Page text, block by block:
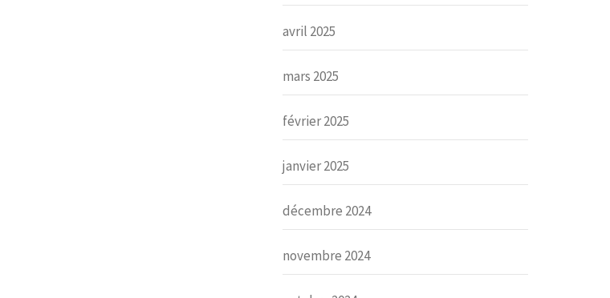
avril 2025
mars 2025
février 2025
janvier 2025
décembre 2024
novembre 2024